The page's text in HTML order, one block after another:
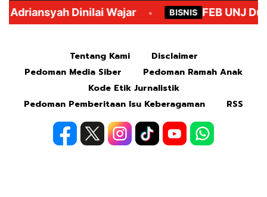
Tentang Kami
Disclaimer
Pedoman Media Siber
Pedoman Ramah Anak
Kode Etik Jurnalistik
Pedoman Pemberitaan Isu Keberagaman
RSS